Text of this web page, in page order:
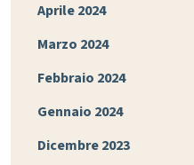
Aprile 2024
Marzo 2024
Febbraio 2024
Gennaio 2024
Dicembre 2023